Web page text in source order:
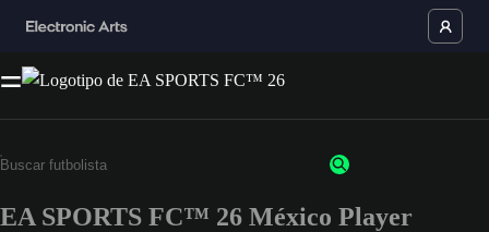
EA SPORTS FC™ 26 México Player